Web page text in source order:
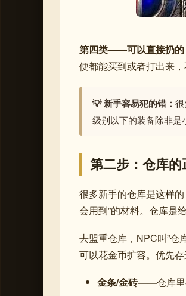
第四类——可以直接扔的
便都能买到或者打出来，
💡 新手容易犯的错：
级别以下的装备除非是
第二步：仓库
很多新手的仓库是这样
会用到”的材料。仓库是
去盟重仓库，NPC叫”仓
可以花金币扩容。优先存
金条/金砖——仓库